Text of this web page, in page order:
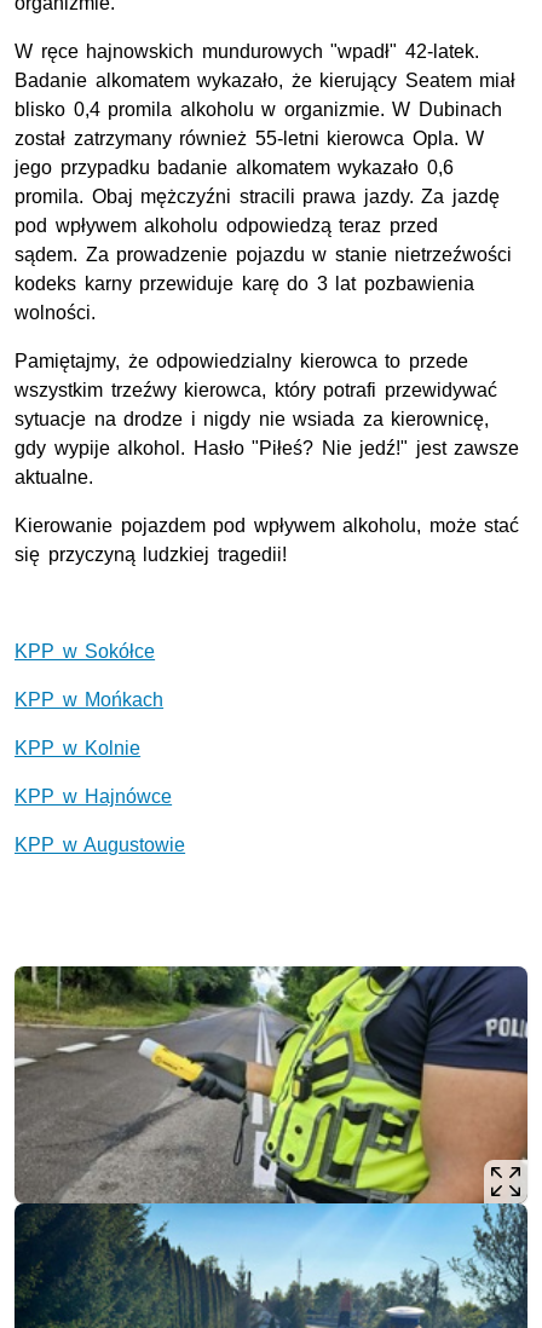
W ręce hajnowskich mundurowych "wpadł" 42-latek.
Badanie alkomatem wykazało, że kierujący Seatem miał
blisko 0,4 promila alkoholu w organizmie. W Dubinach
został zatrzymany również 55-letni kierowca Opla. W
jego przypadku badanie alkomatem wykazało 0,6
promila. Obaj mężczyźni stracili prawa jazdy. Za jazdę
pod wpływem alkoholu odpowiedzą teraz przed
sądem. Za prowadzenie pojazdu w stanie nietrzeźwości
kodeks karny przewiduje karę do 3 lat pozbawienia
wolności.
Pamiętajmy, że odpowiedzialny kierowca to przede
wszystkim trzeźwy kierowca, który potrafi przewidywać
sytuacje na drodze i nigdy nie wsiada za kierownicę,
gdy wypije alkohol. Hasło "Piłeś? Nie jedź!" jest zawsze
aktualne.
Kierowanie pojazdem pod wpływem alkoholu, może stać
się przyczyną ludzkiej tragedii!
KPP w Sokółce
KPP w Mońkach
KPP w Kolnie
KPP w Hajnówce
KPP w Augustowie